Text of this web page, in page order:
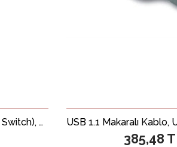
PC Paylaşım Cihazı (AT CPU Switch), 6 PC, 1 giriş - 6 çıkış
385,48